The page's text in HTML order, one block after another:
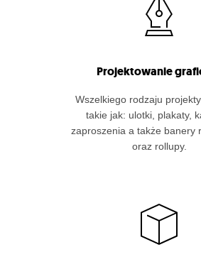
Projektowanie
Wszelkiego rodzaju
takie jak: ulotki, plakaty,
zaproszenia a także banery
oraz rollupy.